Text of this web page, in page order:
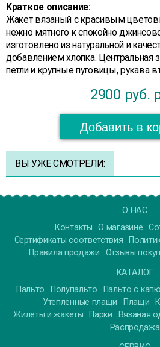
Краткое описание:
Жакет вязаный с красивым
нежно мятного к спокойно
изготовлено из натуральной и
добавлением хлопка. Центральная
петли и крупные пуговицы, рукава
2900 руб.
Добавить в
ВЫ УЖЕ СМОТРЕЛИ:
О НАС
Контакты
О магазине
Сертификаты соответствия
Правила продажи
Отзывы
КАТАЛОГ
Пальто
Полупальто Пальто с
Утепленные плащи
Плащи
Жилеты и жакеты
Парки Вязаная
Распродажа